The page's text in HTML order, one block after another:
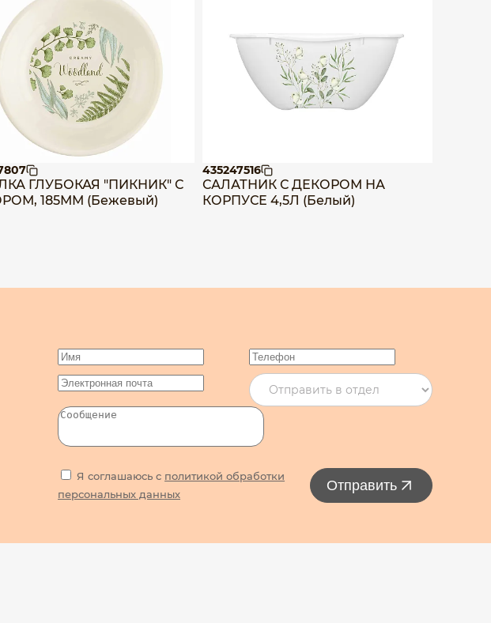
ГЛУБОКАЯ "ПИКНИК" С
185ММ (Бежевый)
435247516
САЛАТНИК С ДЕКОРОМ НА
КОРПУСЕ 4,5Л (Белый)
Я соглашаюсь с политикой обработки
персональных данных
Отправить